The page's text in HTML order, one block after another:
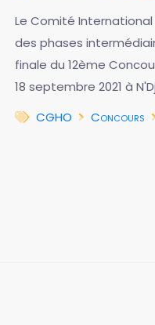
Le Comité International
des phases
finale du 12ème
18 septembre 2021 à
CGHO
Concours